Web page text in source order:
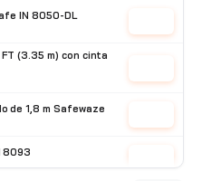
IN 8050-DL
(3.35 m) con cinta
de 1,8 m Safewaze
8093